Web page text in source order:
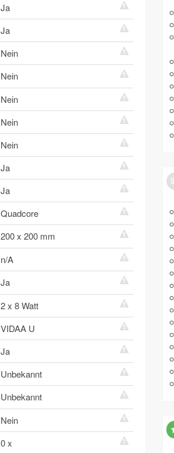
Ja
Ja
Nein
Nein
Nein
Nein
Nein
Ja
Ja
Quadcore
200 x 200 mm
n/A
Ja
2 x 8 Watt
VIDAA U
Ja
Unbekannt
Unbekannt
Nein
0 x